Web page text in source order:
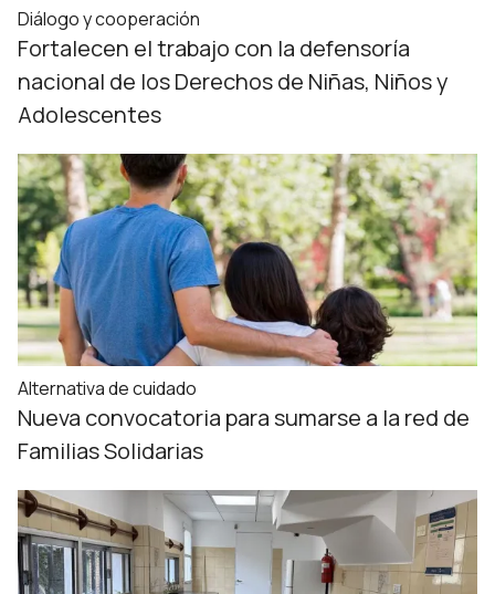
Diálogo y cooperación
Fortalecen el trabajo con la defensoría
nacional de los Derechos de Niñas, Niños y
Adolescentes
Alternativa de cuidado
Nueva convocatoria para sumarse a la red de
Familias Solidarias